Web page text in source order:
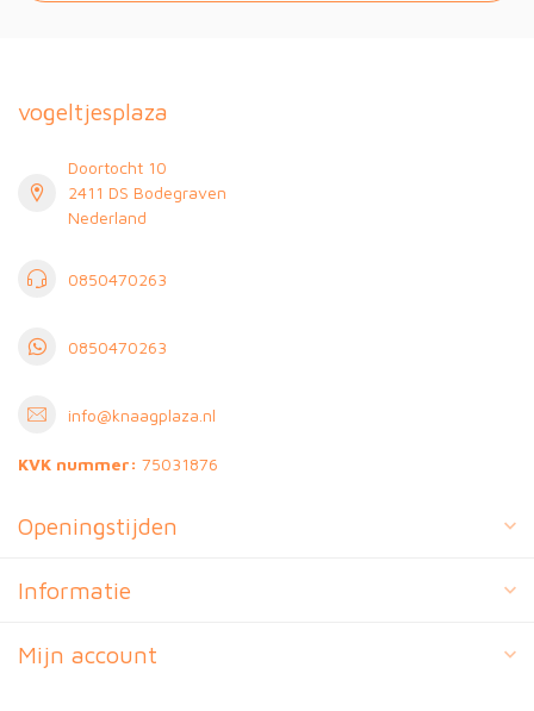
vogeltjesplaza
Doortocht 10
2411 DS Bodegraven
Nederland
0850470263
0850470263
info@knaagplaza.nl
KVK nummer: 75031876
Openingstijden
Informatie
Mijn account